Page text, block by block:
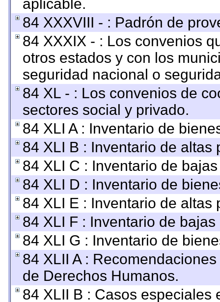
aplicable.
84 XXXVIII - : Padrón de
84 XXXIX - : Los convenios
otros estados y con los
seguridad nacional o
84 XL - : Los convenios de
sectores social y privado.
84 XLI A : Inventario de
84 XLI B : Inventario de
84 XLI C : Inventario de
84 XLI D : Inventario de
84 XLI E : Inventario de
84 XLI F : Inventario de
84 XLI G : Inventario de
84 XLII A :
de Derechos Humanos.
84 XLII B : Casos especiales